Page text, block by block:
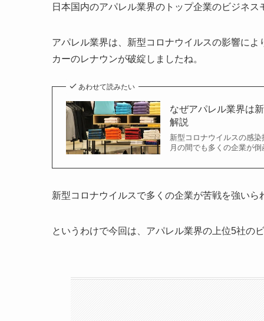
日本国内のアパレル業界のトップ企業のビジネ
アパレル業界は、新型コロナウイルスの影響に
カーのレナウンが破綻しましたね。
あわせて読みたい
なぜアパレル業界は
解説
新型コロナウイルスの感
月の間でも多くの企業が
新型コロナウイルスで多くの企業が苦戦を強い
というわけで今回は、アパレル業界の上位5社の